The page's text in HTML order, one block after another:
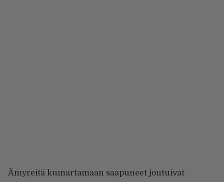
Ämyreitä kumartamaan saapuneet joutuivat